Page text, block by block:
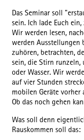
Das Seminar soll
sein. Ich lade Euch
Wir werden lesen,
werden Ausstellungen
zuhören, betrachten,
sein, die Stirn runzeln,
oder Wasser. Wir
auf vier Stunden
mobilen Geräte
Ob das noch gehen
Was soll denn
Rauskommen soll das: